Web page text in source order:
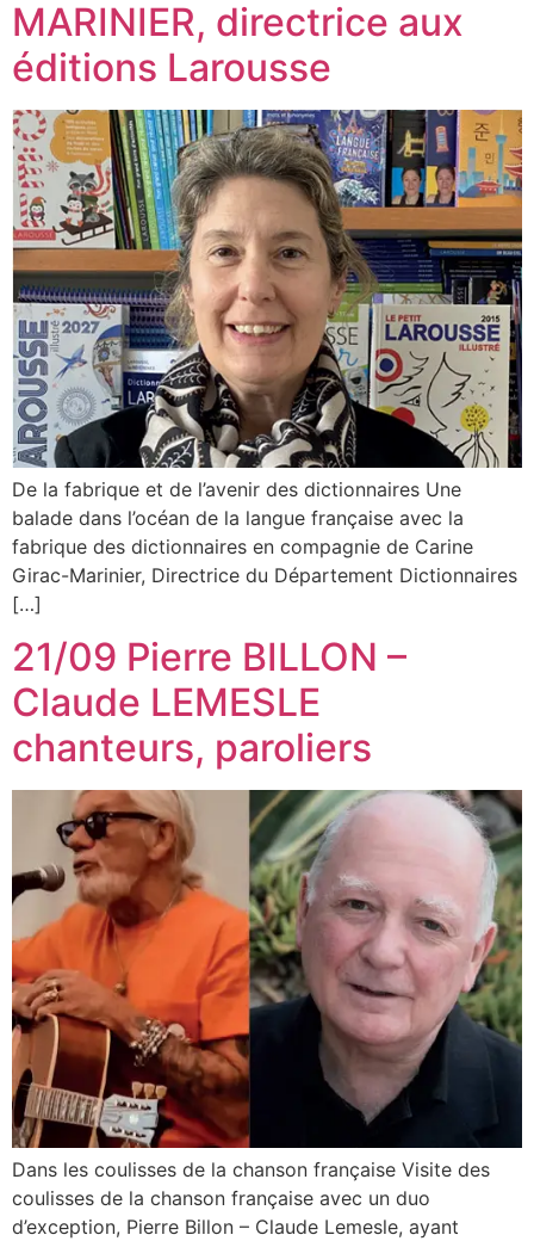
MARINIER, directrice aux
éditions Larousse
De la fabrique et de l’avenir des dictionnaires Une
balade dans l’océan de la langue française avec la
fabrique des dictionnaires en compagnie de Carine
Girac-Marinier, Directrice du Département Dictionnaires
[…]
21/09 Pierre BILLON –
Claude LEMESLE
chanteurs, paroliers
Dans les coulisses de la chanson française Visite des
coulisses de la chanson française avec un duo
d’exception, Pierre Billon – Claude Lemesle, ayant